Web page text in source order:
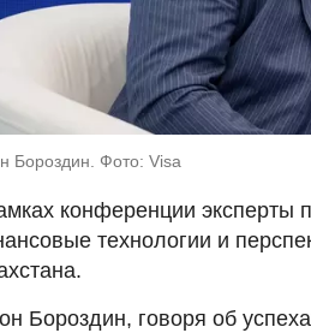
Бороздин. Фото: Visa
конференции эксперты
технологии и
Бороздин, говоря об